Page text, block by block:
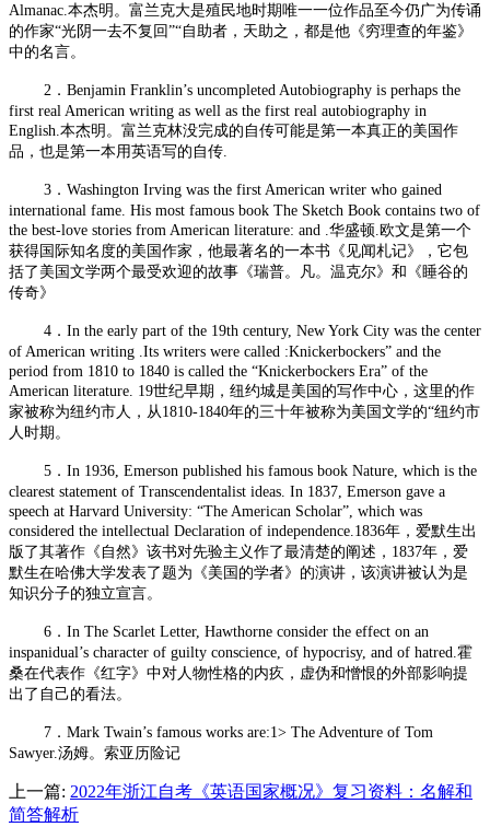
Almanac.本杰明。富兰克大是殖民地时期唯一一位作品至今仍广为传诵
的作家“光阴一去不复回”“自助者，天助之，都是他《穷理查的年鉴》
中的名言。
2．Benjamin Franklin’s uncompleted Autobiography is perhaps the
first real American writing as well as the first real autobiography in
English.本杰明。富兰克林没完成的自传可能是第一本真正的美国作
品，也是第一本用英语写的自传.
3．Washington Irving was the first American writer who gained
international fame. His most famous book The Sketch Book contains two of
the best-love stories from American literature: and .华盛顿.欧文是第一个
获得国际知名度的美国作家，他最著名的一本书《见闻札记》，它包
括了美国文学两个最受欢迎的故事《瑞普。凡。温克尔》和《睡谷的
传奇》
4．In the early part of the 19th century, New York City was the center
of American writing .Its writers were called :Knickerbockers” and the
period from 1810 to 1840 is called the “Knickerbockers Era” of the
American literature. 19世纪早期，纽约城是美国的写作中心，这里的作
家被称为纽约市人，从1810-1840年的三十年被称为美国文学的“纽约市
人时期。
5．In 1936, Emerson published his famous book Nature, which is the
clearest statement of Transcendentalist ideas. In 1837, Emerson gave a
speech at Harvard University: “The American Scholar”, which was
considered the intellectual Declaration of independence.1836年，爱默生出
版了其著作《自然》该书对先验主义作了最清楚的阐述，1837年，爱
默生在哈佛大学发表了题为《美国的学者》的演讲，该演讲被认为是
知识分子的独立宣言。
6．In The Scarlet Letter, Hawthorne consider the effect on an
inspanidual’s character of guilty conscience, of hypocrisy, and of hatred.霍
桑在代表作《红字》中对人物性格的内疚，虚伪和憎恨的外部影响提
出了自己的看法。
7．Mark Twain’s famous works are:1> The Adventure of Tom
Sawyer.汤姆。索亚历险记
上一篇: 2022年浙江自考《英语国家概况》复习资料：名解和
简答解析